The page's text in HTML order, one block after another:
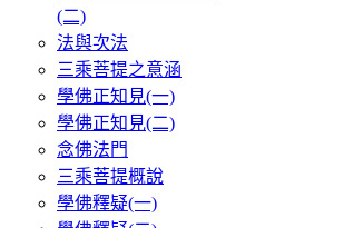
(二)
法與次法
三乘菩提之意涵
學佛正知見(一)
學佛正知見(二)
念佛法門
三乘菩提概說
學佛釋疑(一)